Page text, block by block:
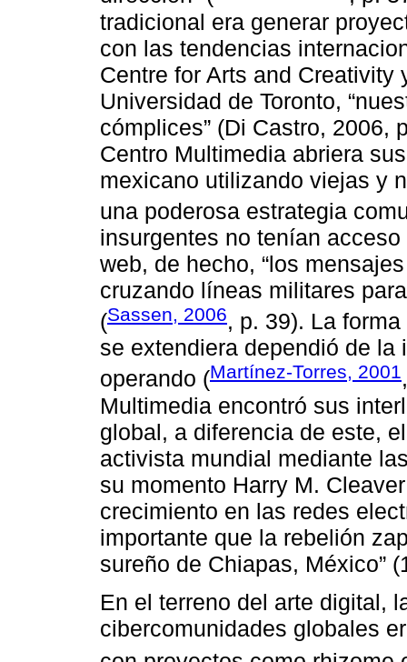
tradicional era generar
con las tendencias
Centre for Arts and
Universidad de Toronto,
cómplices” (Di Castro, 2006,
Centro Multimedia abriera
mexicano utilizando viejas y
una poderosa estrategia
insurgentes no tenían
web, de hecho, “los
cruzando líneas militares
(Sassen, 2006, p. 39). La
se extendiera dependió de la
operando (Martínez-Torres, 2001
Multimedia encontró sus
global, a diferencia de este,
activista mundial mediante
su momento Harry M.
crecimiento en las redes
importante que la rebelión
sureño de Chiapas, México”
En el terreno del arte digital,
cibercomunidades globales